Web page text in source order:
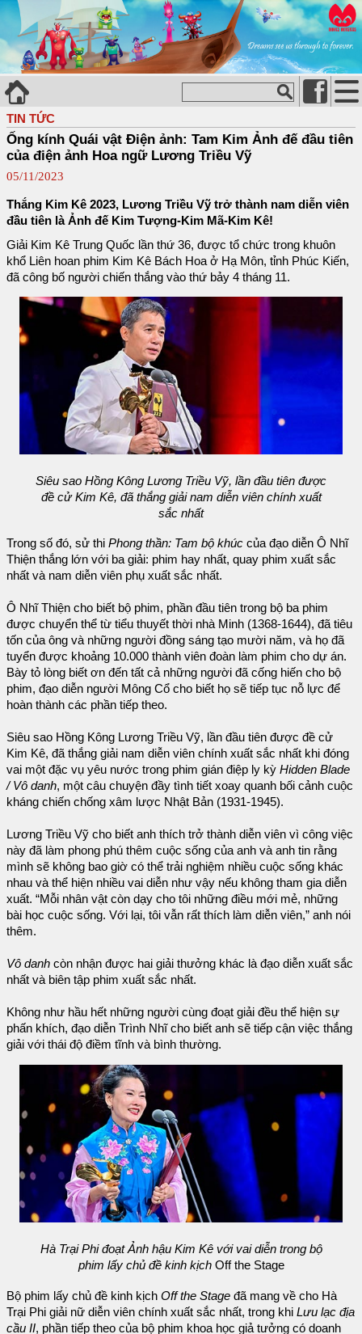
TIN TỨC
Ống kính Quái vật Điện ảnh: Tam Kim Ảnh đế đầu tiên
của điện ảnh Hoa ngữ Lương Triều Vỹ
05/11/2023
Thắng Kim Kê 2023, Lương Triều Vỹ trở thành nam diễn viên
đầu tiên là Ảnh đế Kim Tượng-Kim Mã-Kim Kê!
Giải Kim Kê Trung Quốc lần thứ 36, được tổ chức trong khuôn
khổ Liên hoan phim Kim Kê Bách Hoa ở Hạ Môn, tỉnh Phúc Kiến,
đã công bố người chiến thắng vào thứ bảy 4 tháng 11.
Siêu sao Hồng Kông Lương Triều Vỹ, lần đầu tiên được
đề cử Kim Kê, đã thắng giải nam diễn viên chính xuất
sắc nhất
Trong số đó, sử thi Phong thần: Tam bộ khúc của đạo diễn Ô Nhĩ
Thiện thắng lớn với ba giải: phim hay nhất, quay phim xuất sắc
nhất và nam diễn viên phụ xuất sắc nhất.
Ô Nhĩ Thiện cho biết bộ phim, phần đầu tiên trong bộ ba phim
được chuyển thể từ tiểu thuyết thời nhà Minh (1368-1644), đã tiêu
tốn của ông và những người đồng sáng tạo mười năm, và họ đã
tuyển được khoảng 10.000 thành viên đoàn làm phim cho dự án.
Bày tỏ lòng biết ơn đến tất cả những người đã cống hiến cho bộ
phim, đạo diễn người Mông Cổ cho biết họ sẽ tiếp tục nỗ lực để
hoàn thành các phần tiếp theo.
Siêu sao Hồng Kông Lương Triều Vỹ, lần đầu tiên được đề cử
Kim Kê, đã thắng giải nam diễn viên chính xuất sắc nhất khi đóng
vai một đặc vụ yêu nước trong phim gián điệp ly kỳ Hidden Blade
/ Vô danh, một câu chuyện đầy tình tiết xoay quanh bối cảnh cuộc
kháng chiến chống xâm lược Nhật Bản (1931-1945).
Lương Triều Vỹ cho biết anh thích trở thành diễn viên vì công việc
này đã làm phong phú thêm cuộc sống của anh và anh tin rằng
mình sẽ không bao giờ có thể trải nghiệm nhiều cuộc sống khác
nhau và thể hiện nhiều vai diễn như vậy nếu không tham gia diễn
xuất. “Mỗi nhân vật còn dạy cho tôi những điều mới mẻ, những
bài học cuộc sống. Với lại, tôi vẫn rất thích làm diễn viên,” anh nói
thêm.
Vô danh còn nhận được hai giải thưởng khác là đạo diễn xuất sắc
nhất và biên tập phim xuất sắc nhất.
Không như hầu hết những người cùng đoạt giải đều thể hiện sự
phấn khích, đạo diễn Trình Nhĩ cho biết anh sẽ tiếp cận việc thắng
giải với thái độ điềm tĩnh và bình thường.
Hà Trại Phi đoạt Ảnh hậu Kim Kê với vai diễn trong bộ
phim lấy chủ đề kinh kịch Off the Stage
Bộ phim lấy chủ đề kinh kịch Off the Stage đã mang về cho Hà
Trại Phi giải nữ diễn viên chính xuất sắc nhất, trong khi Lưu lạc địa
cầu II, phần tiếp theo của bộ phim khoa học giả tưởng có doanh